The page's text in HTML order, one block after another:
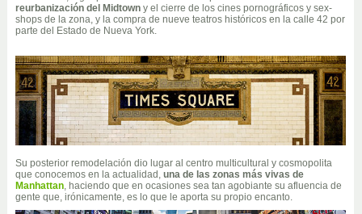
reurbanización del Midtowny el cierre de los cines pornográficos y sex-
shops de la zona, y la compra de nueve teatros históricos en la calle 42 por
parte del Estado de Nueva York.
Su posterior remodelación dio lugar al centro multicultural y cosmopolita
que conocemos en la actualidad, una de las zonas más vivas de
Manhattan, haciendo que en ocasiones sea tan agobiante su afluencia de
gente que, irónicamente, es lo que le aporta su propio encanto.